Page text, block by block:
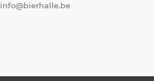
info@bierhalle.be